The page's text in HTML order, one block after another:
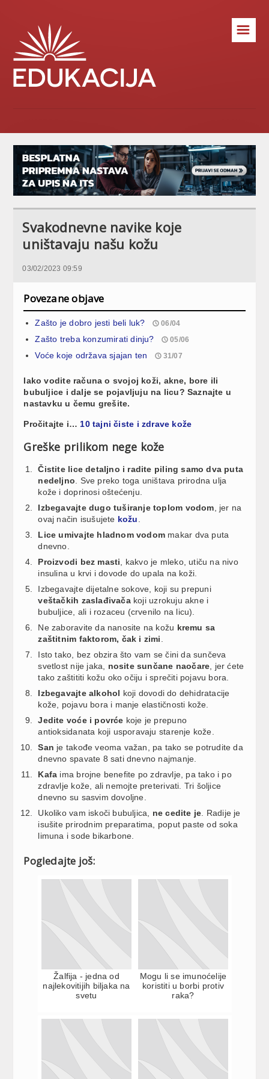
☰
Svakodnevne navike koje
uništavaju našu kožu
03/02/2023 09:59
Povezane objave
Zašto je dobro jesti beli luk? 06/04
Zašto treba konzumirati dinju? 05/06
Voće koje održava sjajan ten 31/07
Iako vodite računa o svojoj koži, akne, bore ili
bubuljice i dalje se pojavljuju na licu? Saznajte u
nastavku u čemu grešite.
Pročitajte i… 10 tajni čiste i zdrave kože
Greške prilikom nege kože
Čistite lice detaljno i radite piling samo dva puta
nedeljno . Sve preko toga uništava prirodna ulja
kože i doprinosi oštećenju.
Izbegavajte dugo tuširanje toplom vodom , jer na
ovaj način isušujete kožu
Lice umivajte hladnom vodom makar dva puta
dnevno.
Proizvodi bez masti , kakvo je mleko, utiču na nivo
insulina u krvi i dovode do upala na koži.
Izbegavajte dijetalne sokove, koji su prepuni
veštačkih zaslađivačakoji uzrokuju akne i
bubuljice, ali i rozaceu (crvenilo na licu).
Ne zaboravite da nanosite na kožu kremu sa
zaštitnim faktorom, čak i zimi
Isto tako, bez obzira što vam se čini da sunčeva
svetlost nije jaka, nosite sunčane naočare , jer ćete
tako zaštititi kožu oko očiju i sprečiti pojavu bora.
Izbegavajte alkohol koji dovodi do dehidratacije
kože, pojavu bora i manje elastičnosti kože.
Jedite voće i povrće koje je prepuno
antioksidanata koji usporavaju starenje kože.
San je takođe veoma važan, pa tako se potrudite da
dnevno spavate 8 sati dnevno najmanje.
Kafa ima brojne benefite po zdravlje, pa tako i po
zdravlje kože, ali nemojte preterivati. Tri šoljice
dnevno su sasvim dovoljne.
Ukoliko vam iskoči bubuljica, ne cedite je . Radije je
isušite prirodnim preparatima, poput paste od soka
limuna i sode bikarbone.
Pogledajte još:
Žalfija - jedna od
najlekovitijih biljaka na
svetu
Mogu li se imunoćelije
koristiti u borbi protiv
raka?